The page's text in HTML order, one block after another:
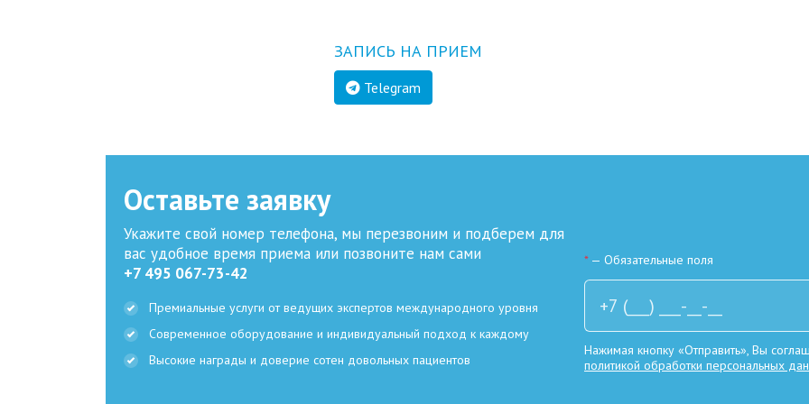
ЗАПИСЬ НА ПРИЕМ
Telegram
Оставьте заявку
Укажите свой номер телефона, мы перезвоним и подберем для
вас удобное время приема или позвоните нам сами
+7 495 067-73-42
Премиальные услуги от ведущих экспертов международного уровня
Современное оборудование и индивидуальный подход к каждому
Высокие награды и доверие сотен довольных пациентов
*— Обязательные поля
Нажимая кнопку «Отправить», Вы
политикой обработки персональных